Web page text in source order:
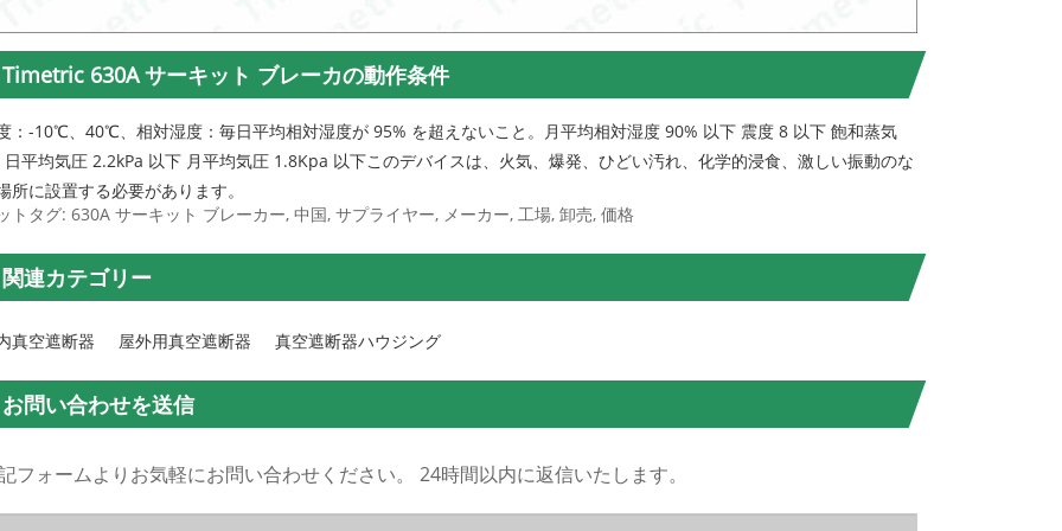
Timetric 630A サーキット ブレーカの動作条件
：-10℃、40℃、相対湿度：毎日平均相対湿度が 95% を超えないこと。月平均相対湿度 90% 以下 震度 8 以下 飽和蒸気
日平均気圧 2.2kPa 以下 月平均気圧 1.8Kpa 以下このデバイスは、火気、爆発、ひどい汚れ、化学的浸食、激しい振動のな
所に設置する必要があります。
トタグ: 630A サーキット ブレーカー, 中国, サプライヤー, メーカー, 工場, 卸売, 価格
関連カテゴリー
真空遮断器 屋外用真空遮断器 真空遮断器ハウジング
お問い合わせを送信
フォームよりお気軽にお問い合わせください。 24時間以内に返信いたします。